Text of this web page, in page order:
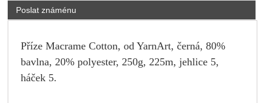
Poslat známénu
Příze Macrame Cotton, od YarnArt, černá, 80%
bavlna, 20% polyester, 250g, 225m, jehlice 5,
háček 5.